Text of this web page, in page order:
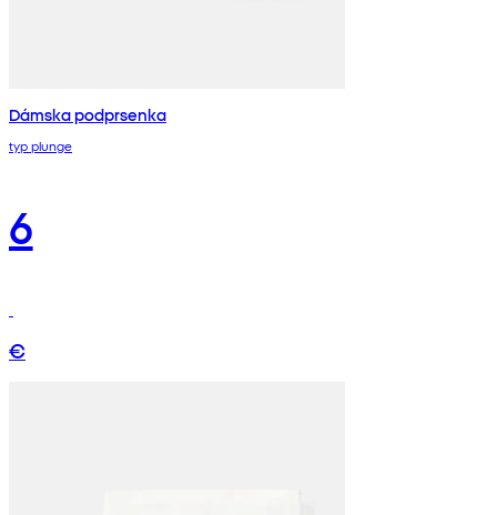
Dámska podprsenka
typ plunge
6
€